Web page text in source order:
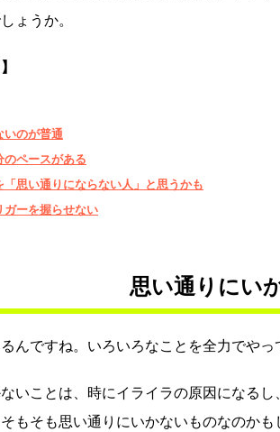
ょうか。
いのが普通
のペースがある
「思い通りにならない人」と思うかも
ガーを握らせない
思い通りにい
んですね。いろいろなことを全力でや
いことは、時にイライラの原因になる
もそも思い通りにいかないものなのかも